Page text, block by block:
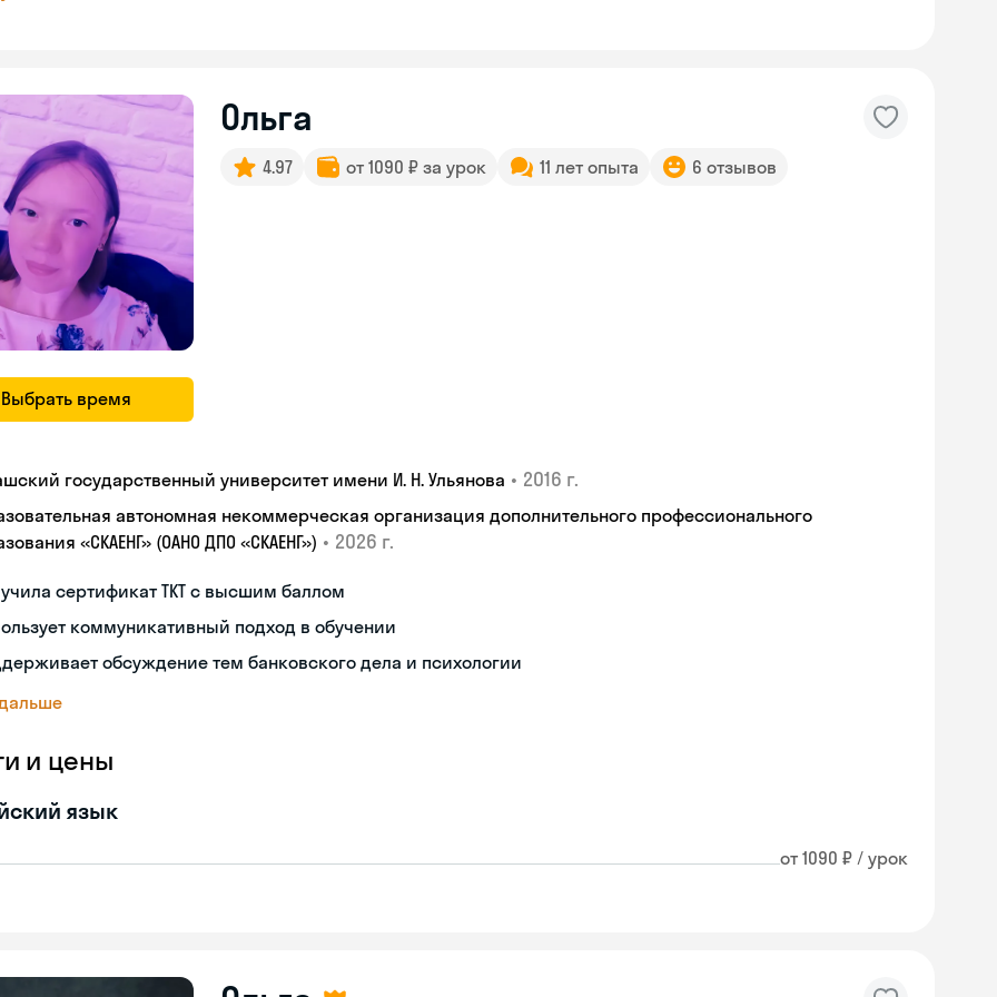
Выбрать время
Ольга
4.97 от 1090 ₽ за урок 11 лет опыта 6 отзывов
государственный университет имени И. Н. Ульянова • 2016 г.
автономная некоммерческая организация дополнительного профессионального
«СКАЕНГ» (ОАНО ДПО «СКАЕНГ») • 2026 г.
сертификат TKT с высшим баллом
коммуникативный подход в обучении
обсуждение тем банковского дела и психологии
и цены
язык
от 1090 ₽ / урок